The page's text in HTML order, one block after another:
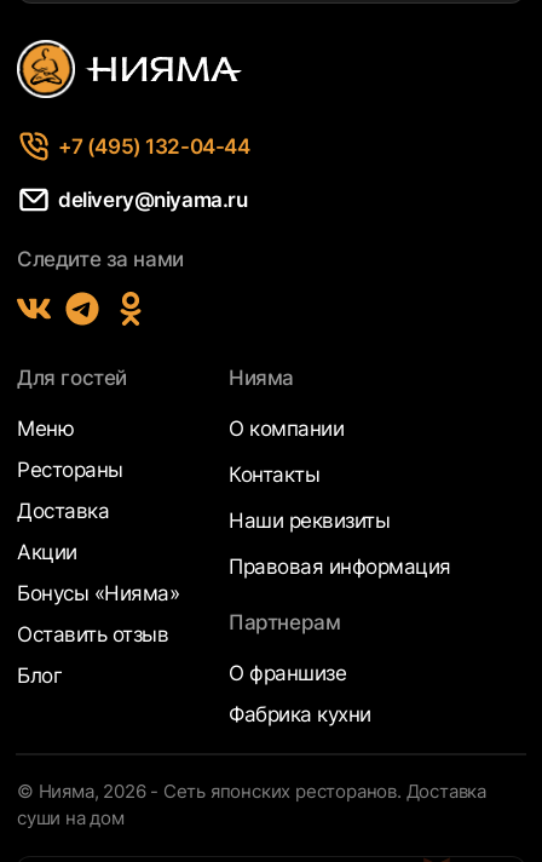
+7 (495) 132-04-44
delivery@niyama.ru
Следите за нами
Для гостей
Меню
Рестораны
Доставка
Акции
Бонусы «Нияма»
Оставить отзыв
Блог
Нияма
О компании
Контакты
Наши реквизиты
Правовая информация
Партнерам
О франшизе
Фабрика кухни
© Нияма, 2026 - Сеть японских ресторанов. Доставка
суши на дом